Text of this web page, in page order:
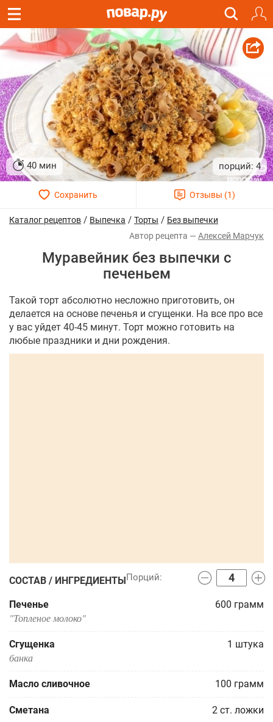
40 мин 4
Каталог рецептов / Выпечка / Торты / Без выпечки
Алексей Марчук
Муравейник без выпечки с
печеньем
Такой торт абсолютно несложно приготовить, он
делается на основе печенья и сгущенки. На все про все
у вас уйдет 40-45 минут. Торт можно готовить на
любые праздники и дни рождения.
СОСТАВ / ИНГРЕДИЕНТЫ
Печенье 600 грамм
"Топленое молоко"
Сгущенка 1 штука
банка
Масло сливочное 100 грамм
Сметана 2 ст. ложки